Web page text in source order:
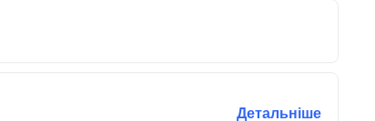
Детальніше